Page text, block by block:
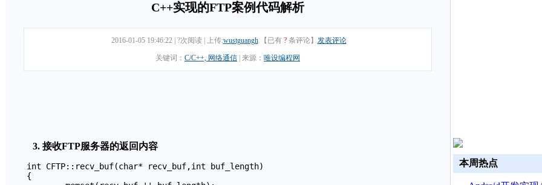
C++实现的FTP案例代码解析
2016-01-05 19:46:22 ?次阅读 上传:wustguangh 【已有 ? 条评论】 发表评论
关键词： C/C++, 网络通信 来源： 唯设编程网
3. 接收FTP服务器的返回内容
int CFTP::recv_buf(char* recv_buf,int buf_length)
{
本周热点